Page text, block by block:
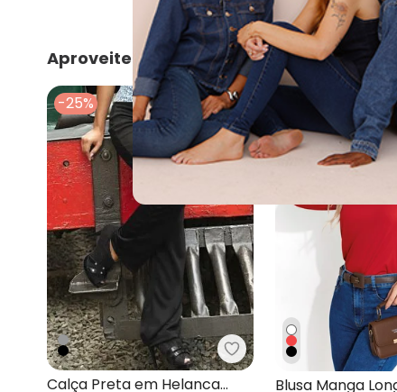
Aproveite e compre junto
-25%
Moda Pop - Calça
Calça Preta em Helanca
-12%
Blusa Manga